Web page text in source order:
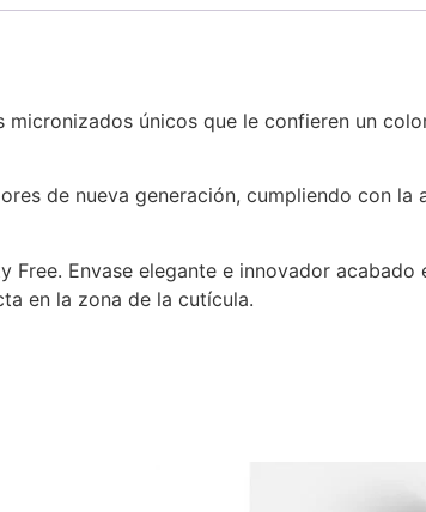
únicos que le confieren un
de nueva generación, cumpliendo con la
Free. Envase elegante e innovador
en la zona de la cutícula.